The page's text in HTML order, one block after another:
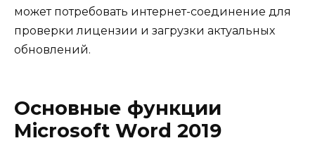
может потребовать интернет-соединение для
проверки лицензии и загрузки актуальных
обновлений.
Основные функции
Microsoft Word 2019